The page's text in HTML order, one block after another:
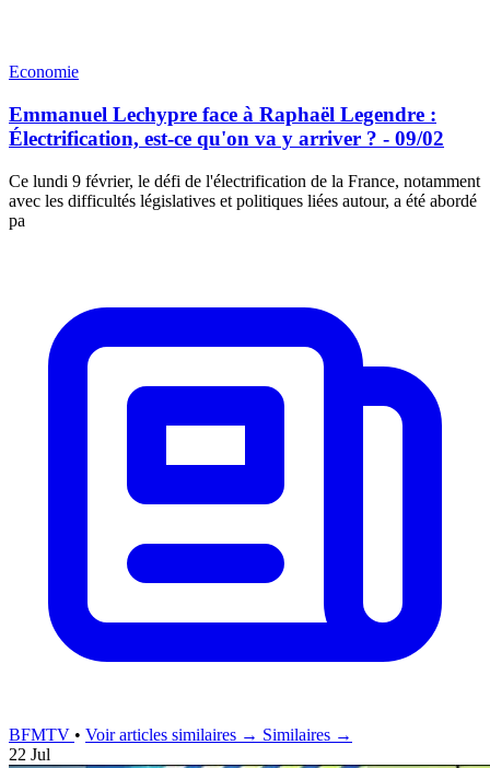
Economie
Emmanuel Lechypre face à Raphaël Legendre :
Électrification, est-ce qu'on va y arriver ? - 09/02
Ce lundi 9 février, le défi de l'électrification de la France, notamment
avec les difficultés législatives et politiques liées autour, a été abordé
pa
BFMTV • Voir articles similaires → Similaires →
22 Jul